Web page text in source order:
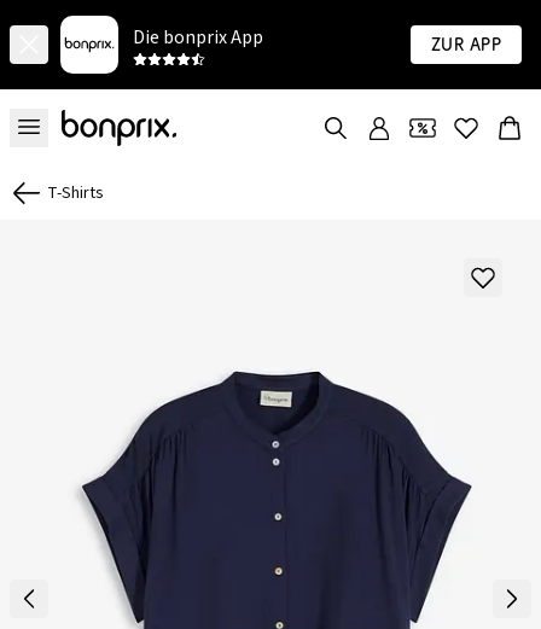
Die bonprix App Zur App
T-Shirts